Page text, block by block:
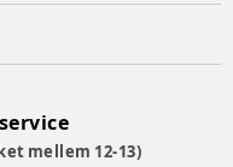
mellem 12-13)